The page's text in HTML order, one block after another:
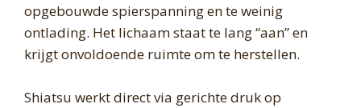
opgebouwde spierspanning en te weinig
ontlading. Het lichaam staat te lang “aan” en
krijgt onvoldoende ruimte om te herstellen.
Shiatsu werkt direct via gerichte druk op